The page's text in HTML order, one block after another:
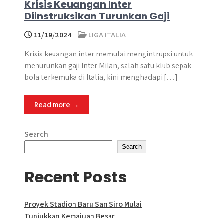
Krisis Keuangan Inter
Diinstruksikan Turunkan Gaji
11/19/2024
LIGA ITALIA
Krisis keuangan inter memulai mengintrupsi untuk
menurunkan gaji Inter Milan, salah satu klub sepak
bola terkemuka di Italia, kini menghadapi […]
Read more →
Search
Search
Recent Posts
Proyek Stadion Baru San Siro Mulai
Tunjukkan Kemajuan Besar